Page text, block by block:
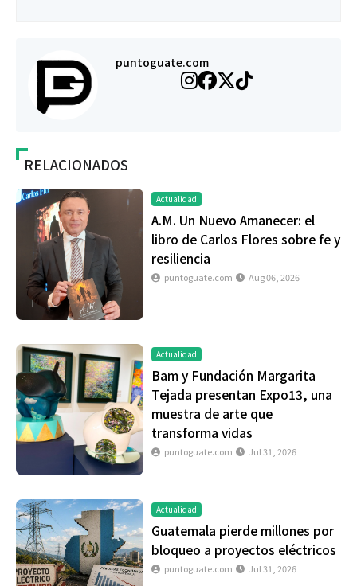
puntoguate.com
RELACIONADOS
Actualidad
A.M. Un Nuevo Amanecer: el
libro de Carlos Flores sobre fe y
resiliencia
puntoguate.com Aug 06, 2026
Actualidad
Bam y Fundación Margarita
Tejada presentan Expo13, una
muestra de arte que
transforma vidas
puntoguate.com Jul 31, 2026
Actualidad
Guatemala pierde millones por
bloqueo a proyectos eléctricos
puntoguate.com Jul 31, 2026